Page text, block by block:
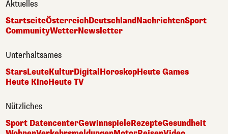
Aktuelles
StartseiteÖsterreichDeutschlandNachrichtenSport
CommunityWetterNewsletter
Unterhaltsames
StarsLeuteKulturDigital HoroskopHeute Games
Heute KinoHeute TV
Nützliches
Sport DatencenterGewinnspieleRezepteGesundheit